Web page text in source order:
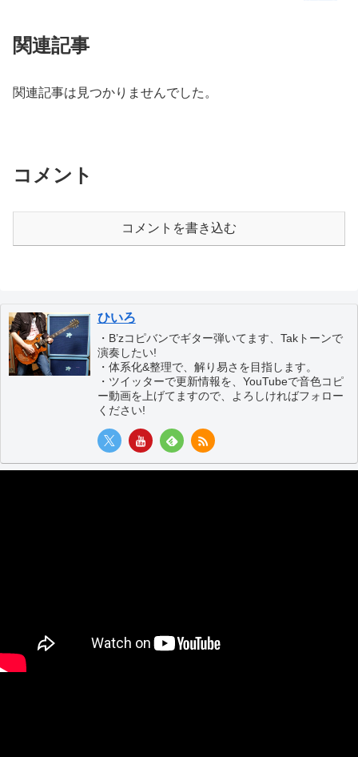
関連記事
関連記事は見つかりませんでした。
コメント
コメントを書き込む
ひいろ
・B’zコピバンでギター弾いてます、Takトーンで
演奏したい!
・体系化&整理で、解り易さを目指します。
・ツイッターで更新情報を、YouTubeで音色コピ
ー動画を上げてますので、よろしければフォロー
ください!